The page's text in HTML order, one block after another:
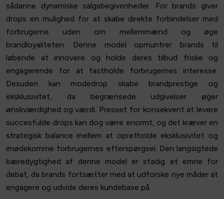
sådanne dynamiske salgsbegivenheder. For brands giver
drops en mulighed for at skabe direkte forbindelser med
forbrugerne uden om mellemmænd og øge
brandloyaliteten. Denne model opmuntrer brands til
løbende at innovere og holde deres tilbud friske og
engagerende for at fastholde forbrugernes interesse.
Desuden kan modedrop skabe brandprestige og
eksklusivitet, da begrænsede udgivelser øger
ønskværdighed og værdi. Presset for konsekvent at levere
succesfulde drops kan dog være enormt, og det kræver en
strategisk balance mellem at opretholde eksklusivitet og
imødekomme forbrugernes efterspørgsel. Den langsigtede
bæredygtighed af denne model er stadig et emne for
debat, da brands fortsætter med at udforske nye måder at
engagere og udvide deres kundebase på.